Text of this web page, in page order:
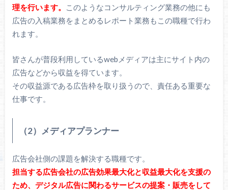
理を行います。
このようなコンサルティング業務の他にも
広告の入稿業務をまとめるレポート業務もこの職種で行わ
れます。
皆さんが普段利用しているwebメディアは主にサイト内の
広告などから収益を得ています。
その収益源である広告枠を取り扱うので、責任ある重要な
仕事です。
（2）メディアプランナー
広告会社側の課題を解決する職種です。
担当する広告会社の広告効果最大化と収益最大化を支援の
ため、デジタル広告に関わるサービスの提案・販売をして